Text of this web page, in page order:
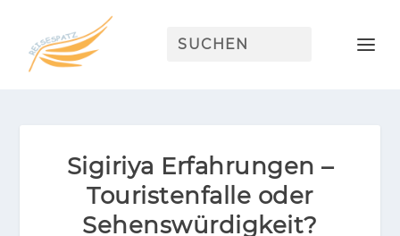
Sigiriya Erfahrungen –
Touristenfalle oder
Sehenswürdigkeit?